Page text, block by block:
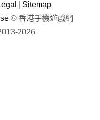
Sitemap
© 香港手機遊戲網
2026